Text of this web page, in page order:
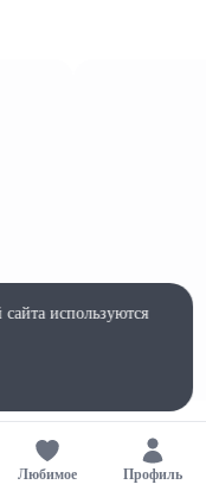
Любимое Профиль
сайта используются